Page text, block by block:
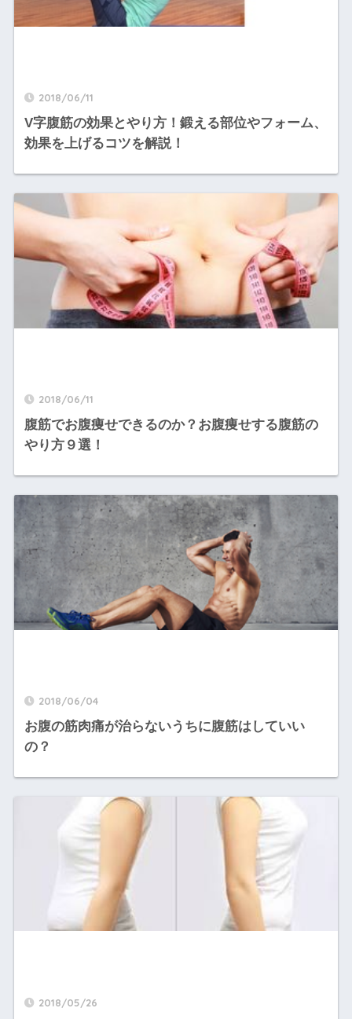
2018/06/11
V字腹筋の効果とやり方！鍛える部位やフォーム、
効果を上げるコツを解説！
2018/06/11
腹筋でお腹痩せできるのか？お腹痩せする腹筋の
やり方９選！
2018/06/04
お腹の筋肉痛が治らないうちに腹筋はしていい
の？
2018/05/26